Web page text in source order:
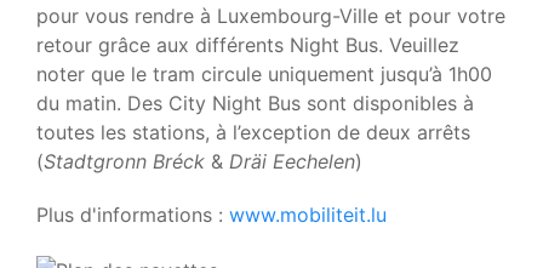
pour vous rendre à Luxembourg-Ville et pour votre
retour grâce aux différents Night Bus. Veuillez
noter que le tram circule uniquement jusqu’à 1h00
du matin. Des City Night Bus sont disponibles à
toutes les stations, à l’exception de deux arrêts
(Stadtgronn Bréck & Dräi Eechelen)
Plus d'informations : www.mobiliteit.lu